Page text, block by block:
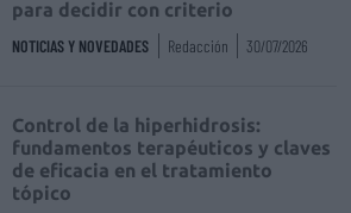
para decidir con criterio
NOTICIAS Y NOVEDADES Redacción 30/07/2026
Control de la hiperhidrosis:
fundamentos terapéuticos y claves
de eficacia en el tratamiento
tópico